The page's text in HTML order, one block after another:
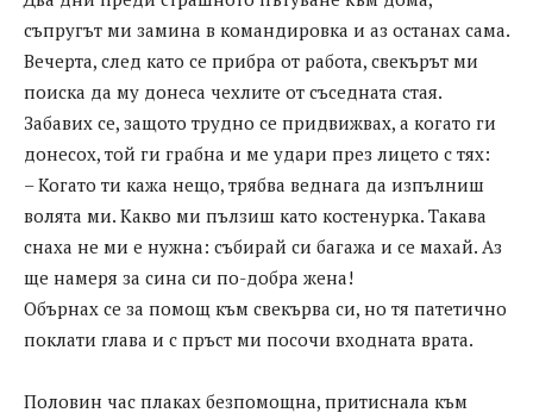
съпругът ми замина в командировка и аз останах сама.
Вечерта, след като се прибра от работа, свекърът ми
поиска да му донеса чехлите от съседната стая.
Забавих се, защото трудно се придвижвах, а когато ги
донесох, той ги грабна и ме удари през лицето с тях:
– Когато ти кажа нещо, трябва веднага да изпълниш
волята ми. Какво ми пълзиш като костенурка. Такава
снаха не ми е нужна: събирай си багажа и се махай. Аз
ще намеря за сина си по-добра жена!
Обърнах се за помощ към свекърва си, но тя патетично
поклати глава и с пръст ми посочи входната врата.
Половин час плаках безпомощна, притиснала към